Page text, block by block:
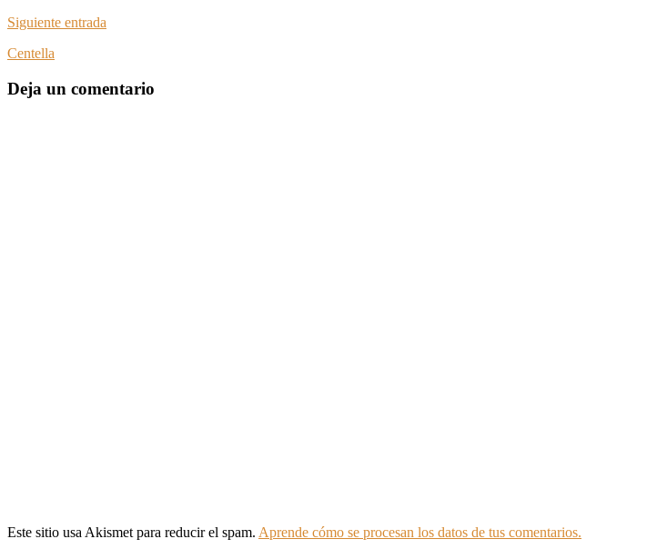
Siguiente entrada
Centella
Deja un comentario
Este sitio usa Akismet para reducir el spam. Aprende cómo se procesan los datos de tus comentarios.